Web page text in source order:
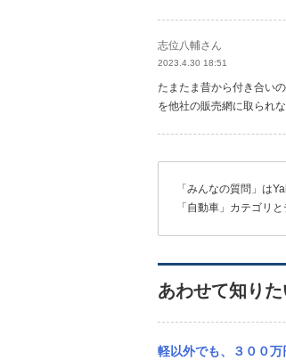
志位八輔さん
2023.4.30 18:51
たまたま昔から付き合い
を他社の販売網に取られ
「みんなの質問」は
「自動車」カテゴリ
あわせて知り
軽以外でも、３００万円以下で新車で買える